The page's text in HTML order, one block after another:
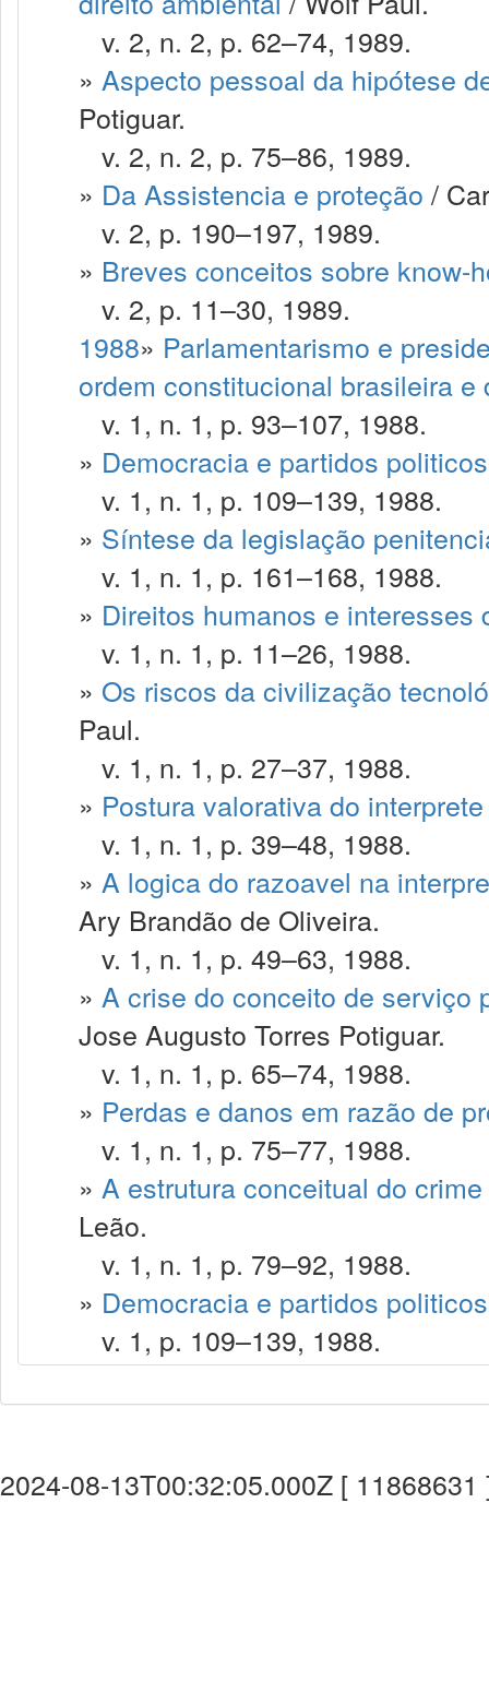
v. 2, n. 2, p. 62–74, 1989.
» Aspecto pessoal da hipótese
Potiguar.
v. 2, n. 2, p. 75–86, 1989.
» Da Assistencia e proteção /
v. 2, p. 190–197, 1989.
» Breves conceitos sobre know-
v. 2, p. 11–30, 1989.
1988» Parlamentarismo e
ordem constitucional brasileira e
v. 1, n. 1, p. 93–107, 1988.
» Democracia e partidos politicos
v. 1, n. 1, p. 109–139, 1988.
» Síntese da legislação
v. 1, n. 1, p. 161–168, 1988.
» Direitos humanos e interesses
v. 1, n. 1, p. 11–26, 1988.
» Os riscos da civilização
Paul.
v. 1, n. 1, p. 27–37, 1988.
» Postura valorativa do
v. 1, n. 1, p. 39–48, 1988.
» A logica do razoavel na
Ary Brandão de Oliveira.
v. 1, n. 1, p. 49–63, 1988.
» A crise do conceito de serviço
Jose Augusto Torres Potiguar.
v. 1, n. 1, p. 65–74, 1988.
» Perdas e danos em razão de
v. 1, n. 1, p. 75–77, 1988.
» A estrutura conceitual do
Leão.
v. 1, n. 1, p. 79–92, 1988.
» Democracia e partidos politicos
v. 1, p. 109–139, 1988.
2024-08-13T00:32:05.000Z [ 11868631